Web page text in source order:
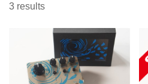
3 results